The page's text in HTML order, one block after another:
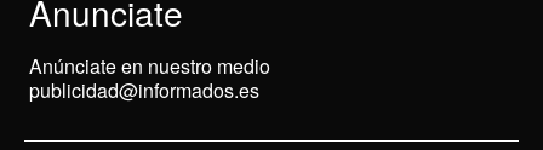
Anunciate
Anúnciate en nuestro medio
publicidad@informados.es